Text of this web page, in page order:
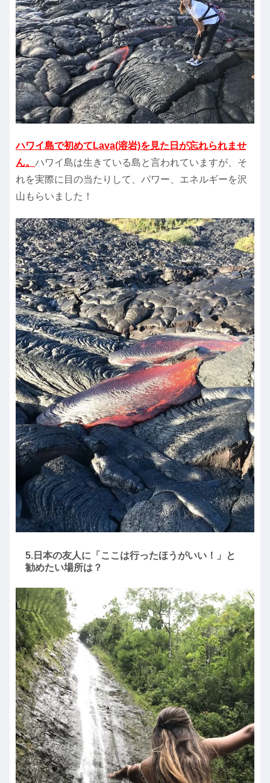
ハワイ島で初めてLava(溶岩)を見た日が忘れられませ
ん。 ハワイ島は生きている島と言われていますが、そ
れを実際に目の当たりして、パワー、エネルギーを沢
山もらいました！
5.日本の友人に「ここは行ったほうがいい！」と
勧めたい場所は？